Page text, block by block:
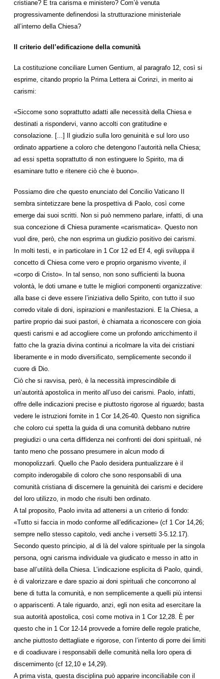
cristiane? E tra carisma e ministero? Com’è venuta
progressivamente definendosi la strutturazione ministeriale
all’interno della Chiesa?
Il criterio dell’edificazione della comunità
La costituzione conciliare Lumen Gentium, al paragrafo 12, così si
esprime, citando proprio la Prima Lettera ai Corinzi, in merito ai
carismi:
«Siccome sono soprattutto adatti alle necessità della Chiesa e
destinati a rispondervi, vanno accolti con gratitudine e
consolazione. [...] Il giudizio sulla loro genuinità e sul loro uso
ordinato appartiene a coloro che detengono l’autorità nella Chiesa;
ad essi spetta soprattutto di non estinguere lo Spirito, ma di
esaminare tutto e ritenere ciò che è buono».
Possiamo dire che questo enunciato del Concilio Vaticano II
sembra sintetizzare bene la prospettiva di Paolo, così come
emerge dai suoi scritti. Non si può nemmeno parlare, infatti, di una
sua concezione di Chiesa puramente «carismatica». Questo non
vuol dire, però, che non esprima un giudizio positivo dei carismi.
In molti testi, e in particolare in 1 Cor 12 ed Ef 4, egli sviluppa il
concetto di Chiesa come vero e proprio organismo vivente, il
«corpo di Cristo». In tal senso, non sono sufficienti la buona
volontà, le doti umane e tutte le migliori componenti organizzative:
alla base ci deve essere l’iniziativa dello Spirito, con tutto il suo
corredo vitale di doni, ispirazioni e manifestazioni. E la Chiesa, a
partire proprio dai suoi pastori, è chiamata a riconoscere con gioia
questi carismi e ad accogliere come un profondo arricchimento il
fatto che la grazia divina continui a ricolmare la vita dei cristiani
liberamente e in modo diversificato, semplicemente secondo il
cuore di Dio.
Ciò che si ravvisa, però, è la necessità imprescindibile di
un’autorità apostolica in merito all’uso dei carismi. Paolo, infatti,
offre delle indicazioni precise e piuttosto rigorose al riguardo; basta
vedere le istruzioni fornite in 1 Cor 14,26-40. Questo non significa
che coloro cui spetta la guida di una comunità debbano nutrire
pregiudizi o una certa diffidenza nei confronti dei doni spirituali, né
tanto meno che possano presumere in alcun modo di
monopolizzarli. Quello che Paolo desidera puntualizzare è il
compito inderogabile di coloro che sono responsabili di una
comunità cristiana di discernere la genuinità dei carismi e decidere
del loro utilizzo, in modo che risulti ben ordinato.
A tal proposito, Paolo invita ad attenersi a un criterio di fondo:
«Tutto si faccia in modo conforme all’edificazione» (cf 1 Cor 14,26;
sempre nello stesso capitolo, vedi anche i versetti 3-5.12.17).
Secondo questo principio, al di là del valore spirituale per la singola
persona, ogni carisma individuale va giudicato e messo in atto in
base all’utilità della Chiesa. L’indicazione esplicita di Paolo, quindi,
è di valorizzare e dare spazio ai doni spirituali che concorrono al
bene di tutta la comunità, e non semplicemente a quelli più intensi
o appariscenti. A tale riguardo, anzi, egli non esita ad esercitare la
sua autorità apostolica, così come motiva in 1 Cor 12,28. È per
questo che in 1 Cor 12-14 provvede a fornire delle regole pratiche,
anche piuttosto dettagliate e rigorose, con l’intento di porre dei limiti
e di coadiuvare i responsabili delle comunità nella loro opera di
discernimento (cf 12,10 e 14,29).
A prima vista, questa disciplina può apparire inconciliabile con il